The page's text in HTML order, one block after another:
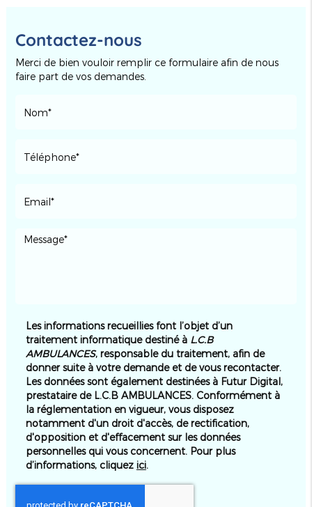
Contactez-nous
Merci de bien vouloir remplir ce formulaire afin de nous
faire part de vos demandes.
Les informations recueillies font l’objet d’un
traitement informatique destiné àL.C.B
AMBULANCES, responsable du traitement, afin de
donner suite à votre demande et de vous recontacter.
Les données sont également destinées à Futur Digital,
prestataire de L.C.B AMBULANCES. Conformément à
la réglementation en vigueur, vous disposez
notamment d'un droit d'accès, de rectification,
d'opposition et d'effacement sur les données
personnelles qui vous concernent. Pour plus
d’informations, cliquez ici.